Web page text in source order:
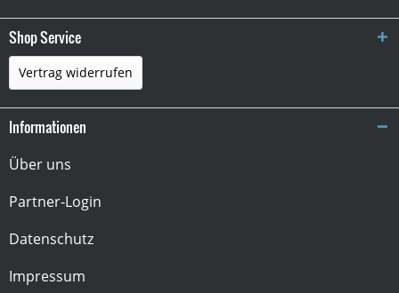
Shop Service
Vertrag widerrufen
Informationen
Über uns
Partner-Login
Datenschutz
Impressum